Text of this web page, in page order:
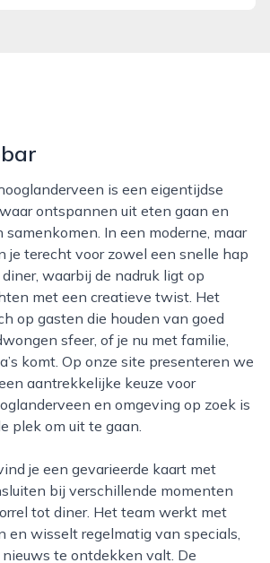
ontspannen uit eten gaan en
samenkomen. In een moderne, maar
je terecht voor zowel een snelle hap
waarbij de nadruk ligt op
met een creatieve twist. Het
op gasten die houden van goed
sfeer, of je nu met familie,
komt. Op onze site presenteren we
aantrekkelijke keuze voor
en omgeving op zoek is
plek om uit te gaan.
bij verschillende momenten
tot diner. Het team werkt met
en wisselt regelmatig van specials,
te ontdekken valt. De